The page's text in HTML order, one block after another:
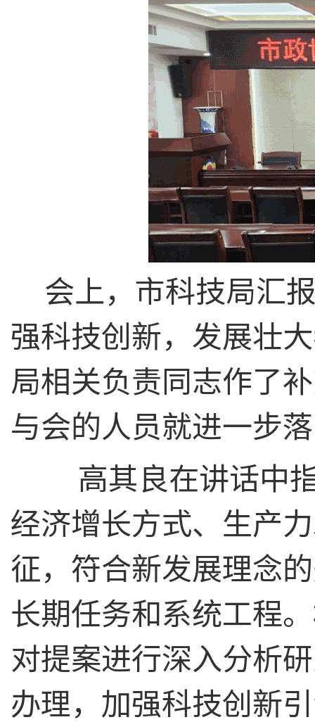
会上，市科技局汇
强科技创新，发展壮
局相关负责同志作了
与会的人员就进一步
高其良在讲话中指
经济增长方式、生产
征，符合新发展理念
长期任务和系统工程
对提案进行深入分析
办理，加强科技创新